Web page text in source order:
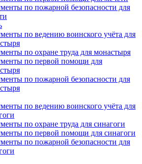
по пожарной безопасности для
по ведению воинского учёта для
по охране труда для монастыря
по первой помощи для
по пожарной безопасности для
по ведению воинского учёта для
по охране труда для синагоги
по первой помощи для синагоги
по пожарной безопасности для